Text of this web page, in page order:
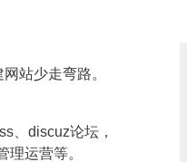
站少走弯路。
、discuz论坛，
运营等。